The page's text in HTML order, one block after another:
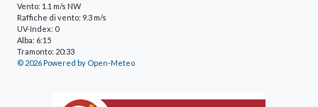
Vento: 1.1 m/s NW
Raffiche di vento: 9.3 m/s
UV-Index: 0
Alba: 6:15
Tramonto: 20:33
© 2026 Powered by Open-Meteo